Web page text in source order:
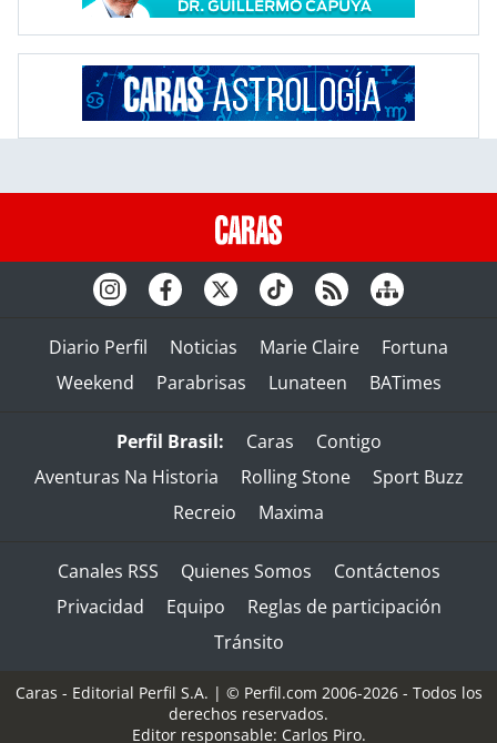
Diario Perfil Noticias Marie Claire
Fortuna
Weekend
Parabrisas Lunateen BATimes
Perfil Brasil: Caras
Contigo
Aventuras Na Historia
Rolling Stone
Sport Buzz
Recreio
Maxima
Canales RSS Quienes Somos
Contáctenos
Privacidad
Equipo
Reglas de participación
Tránsito
Caras - Editorial Perfil S.A. | © Perfil.com 2006-2026 - Todos los
derechos reservados.
Editor responsable: Carlos Piro.